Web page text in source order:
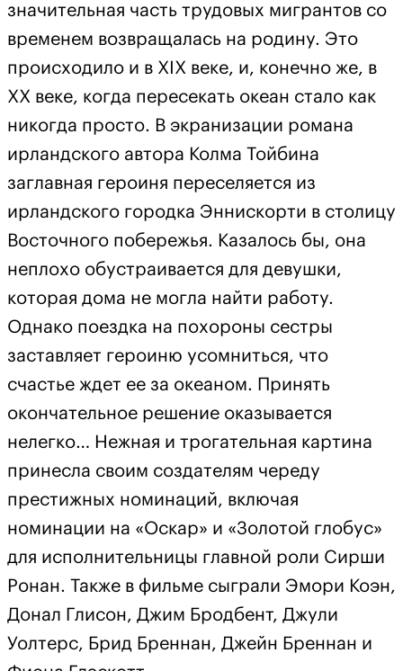
значительная часть трудовых мигрантов со
временем возвращалась на родину. Это
происходило и в XIX веке, и, конечно же, в
XX веке, когда пересекать океан стало как
никогда просто. В экранизации романа
ирландского автора Колма Тойбина
заглавная героиня переселяется из
ирландского городка Эннискорти в столицу
Восточного побережья. Казалось бы, она
неплохо обустраивается для девушки,
которая дома не могла найти работу.
Однако поездка на похороны сестры
заставляет героиню усомниться, что
счастье ждет ее за океаном. Принять
окончательное решение оказывается
нелегко… Нежная и трогательная картина
принесла своим создателям череду
престижных номинаций, включая
номинации на «Оскар» и «Золотой глобус»
для исполнительницы главной роли Сирши
Ронан. Также в фильме сыграли Эмори Коэн,
Донал Глисон, Джим Бродбент, Джули
Уолтерс, Брид Бреннан, Джейн Бреннан и